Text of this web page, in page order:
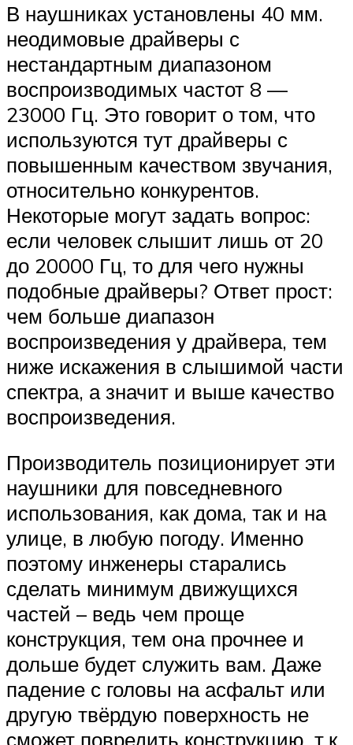
В наушниках установлены 40 мм.
неодимовые драйверы с
нестандартным диапазоном
воспроизводимых частот 8 —
23000 Гц. Это говорит о том, что
используются тут драйверы с
повышенным качеством звучания,
относительно конкурентов.
Некоторые могут задать вопрос:
если человек слышит лишь от 20
до 20000 Гц, то для чего нужны
подобные драйверы? Ответ прост:
чем больше диапазон
воспроизведения у драйвера, тем
ниже искажения в слышимой части
спектра, а значит и выше качество
воспроизведения.
Производитель позиционирует эти
наушники для повседневного
использования, как дома, так и на
улице, в любую погоду. Именно
поэтому инженеры старались
сделать минимум движущихся
частей – ведь чем проще
конструкция, тем она прочнее и
дольше будет служить вам. Даже
падение с головы на асфальт или
другую твёрдую поверхность не
сможет повредить конструкцию, т.к.